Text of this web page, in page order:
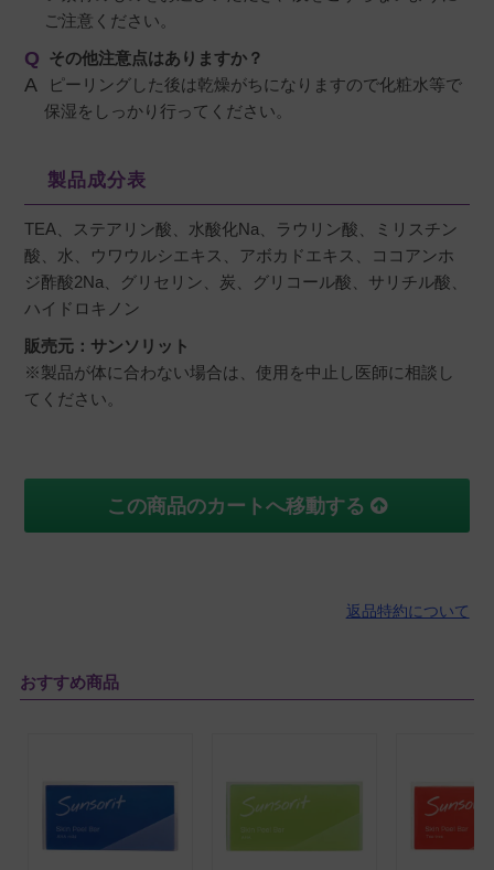
ご注意ください。
その他注意点はありますか？
ピーリングした後は乾燥がちになりますので化粧水等で
保湿をしっかり行ってください。
製品成分表
TEA、ステアリン酸、水酸化Na、ラウリン酸、ミリスチン
酸、水、ウワウルシエキス、アボカドエキス、ココアンホ
ジ酢酸2Na、グリセリン、炭、グリコール酸、サリチル酸、
ハイドロキノン
販売元：サンソリット
※製品が体に合わない場合は、使用を中止し医師に相談し
てください。
この商品のカートへ移動する
返品特約について
おすすめ商品